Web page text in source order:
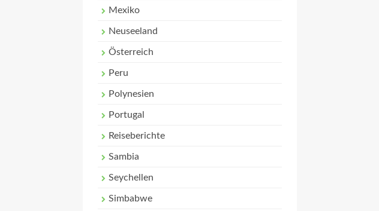
Mexiko
Neuseeland
Österreich
Peru
Polynesien
Portugal
Reiseberichte
Sambia
Seychellen
Simbabwe